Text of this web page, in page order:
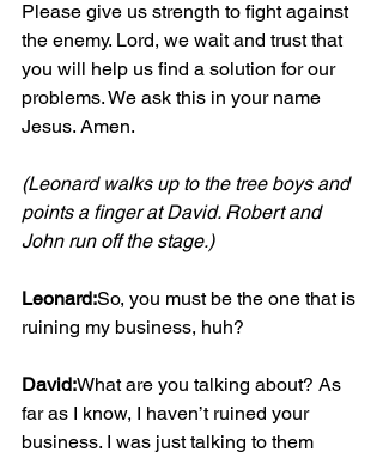
Please give us strength to fight against
the enemy. Lord, we wait and trust that
you will help us find a solution for our
problems. We ask this in your name
Jesus. Amen.
(Leonard walks up to the tree boys and
points a finger at David. Robert and
John run off the stage.)
Leonard:So, you must be the one that is
ruining my business, huh?
David:What are you talking about? As
far as I know, I haven’t ruined your
business. I was just talking to them